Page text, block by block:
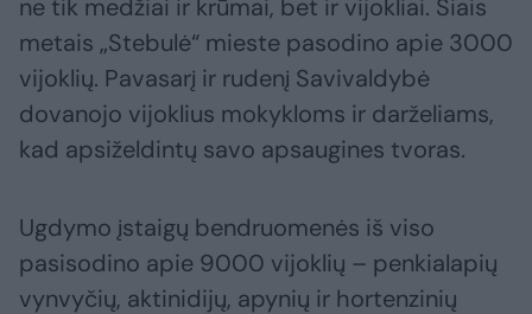
ne tik medžiai ir krūmai, bet ir vijokliai. Šiais
metais „Stebulė“ mieste pasodino apie 3000
vijoklių. Pavasarį ir rudenį Savivaldybė
dovanojo vijoklius mokykloms ir darželiams,
kad apsiželdintų savo apsaugines tvoras.
Ugdymo įstaigų bendruomenės iš viso
pasisodino apie 9000 vijoklių – penkialapių
vynvyčių, aktinidijų, apynių ir hortenzinių